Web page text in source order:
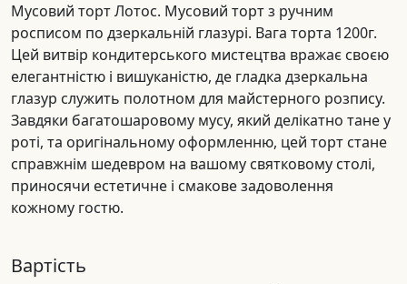
Мусовий торт Лотос. Мусовий торт з ручним
росписом по дзеркальній глазурі. Вага торта 1200г.
Цей витвір кондитерського мистецтва вражає своєю
елегантністю і вишуканістю, де гладка дзеркальна
глазур служить полотном для майстерного розпису.
Завдяки багатошаровому мусу, який делікатно тане у
роті, та оригінальному оформленню, цей торт стане
справжнім шедевром на вашому святковому столі,
приносячи естетичне і смакове задоволення
кожному гостю.
Вартість